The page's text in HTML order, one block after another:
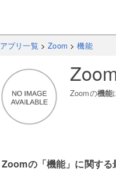
アプリ一覧 >Zoom >機能
Zoomの機能
Zoomの「機能」に関する